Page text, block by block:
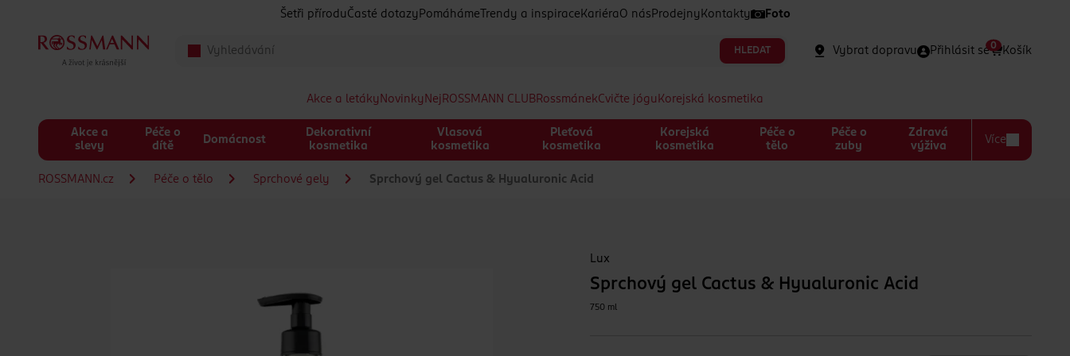
Šetři přírodu Časté dotazy Pomáháme Trendy a inspirace Kariéra O nás Prodejny Kontakty Foto
HLEDAT Vybrat dopravu Přihlásit se Košík
0
Akce a letáky Novinky Nej ROSSMANN CLUBRossmánekCvičte jógu Korejská kosmetika
Akce a
slevy
Péče o
dítě
Domácnost
Dekorativní
kosmetika
Vlasová
kosmetika
Pleťová
kosmetika
Korejská
kosmetika
Péče o
tělo
Péče o
zuby
Zdravá
výživa
Více
ROSSMANN.cz Péče o tělo Sprchové gely Sprchový gel Cactus & Hyualuronic Acid
Lux
Sprchový gel Cactus & Hyualuronic Acid
750 ml